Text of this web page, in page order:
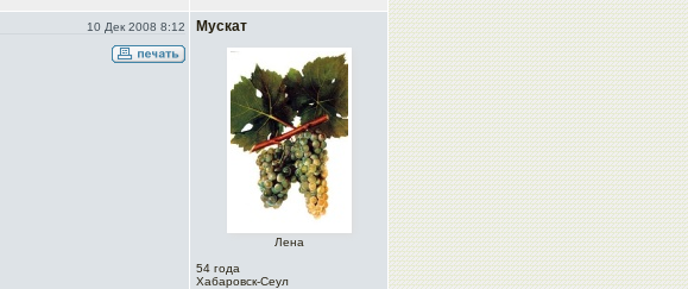
10 Дек 2008 8:12 Мускат
Лена
54 года
Хабаровск-Сеул